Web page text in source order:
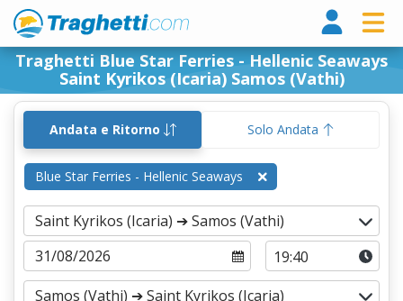
Traghetti Blue Star Ferries - Hellenic Seaways
Saint Kyrikos (Icaria) Samos (Vathi)
Andata e Ritorno Solo Andata
Blue Star Ferries - Hellenic Seaways